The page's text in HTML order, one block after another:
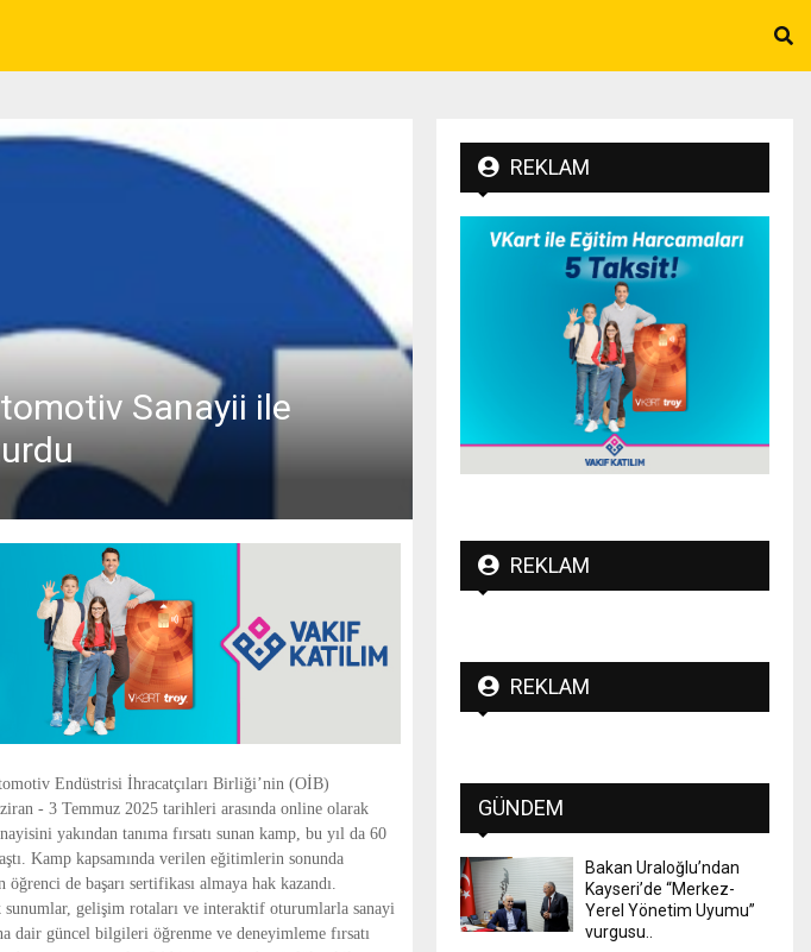
Sanayii ile
Endüstrisi İhracatçıları Birliği’nin (OİB)
- 3 Temmuz 2025 tarihleri arasında online olarak
yakından tanıma fırsatı sunan kamp, bu yıl da 60
Kamp kapsamında verilen eğitimlerin sonunda
de başarı sertifikası almaya hak kazandı.
gelişim rotaları ve interaktif oturumlarla sanayi
dair güncel bilgileri öğrenme ve deneyimleme fırsatı
REKLAM
REKLAM
REKLAM
GÜNDEM
Bakan Uraloğlu’ndan
Kayseri’de “Merkez-
Yerel Yönetim Uyumu”
vurgusu..